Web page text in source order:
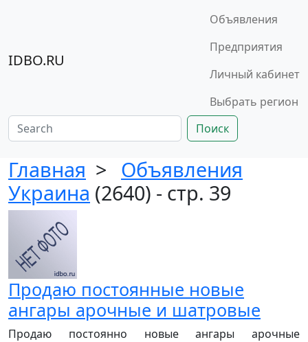
IDBO.RU
Объявления
Предприятия
Личный кабинет
Выбрать регион
Поиск
Главная > Объявления
Украина (2640) - стр. 39
Продаю постоянные новые
ангары арочные и шатровые
Продаю постоянно новые ангары арочные